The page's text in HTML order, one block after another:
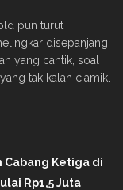
pun turut
disepanjang
yang cantik, soal
tak kalah ciamik.
Cabang Ketiga di
Rp1,5 Juta